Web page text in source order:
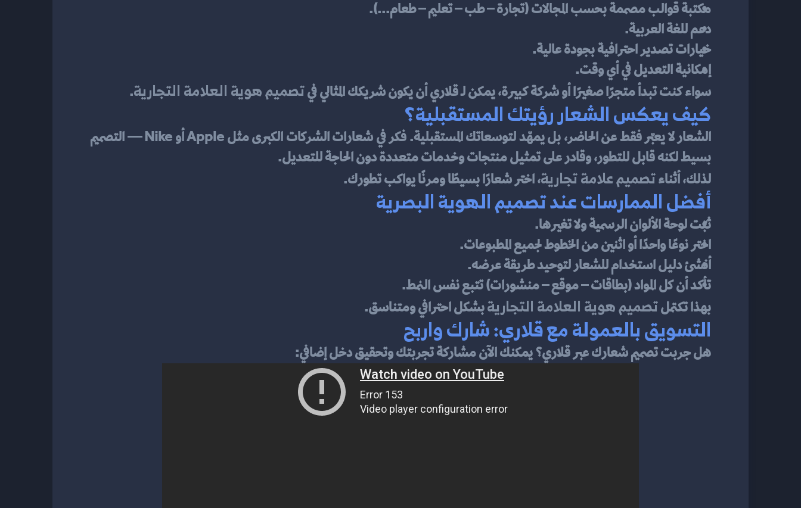
مكتبة قوالب مصممة بحسب المجالات (تجارة – طب – تعليم – طعام...).
دعم للغة العربية.
خيارات تصدير احترافية بجودة عالية.
إمكانية التعديل في أي وقت.
سواء كنت تبدأ متجرًا صغيرًا أو شركة كبيرة، يمكن لـ قلاري أن يكون شريكك المثالي في تصميم هوية العلامة التجارية.
كيف يعكس الشعار رؤيتك المستقبلية؟
بسيط لكنه قابل للتطور، وقادر على تمثيل منتجات وخدمات متعددة دون الحاجة للتعديل.
لذلك، أثناء تصميم علامة تجارية، اختر شعارًا بسيطًا ومرنًا يواكب تطورك.
أفضل الممارسات عند تصميم الهوية البصرية
ثبّت لوحة الألوان الرسمية ولا تغيرها.
اختر نوعًا واحدًا أو اثنين من الخطوط لجميع المطبوعات.
أنشئ دليل استخدام للشعار لتوحيد طريقة عرضه.
تأكد أن كل المواد (بطاقات – موقع – منشورات) تتبع نفس النمط.
بهذا تكتمل تصميم هوية العلامة التجارية بشكل احترافي ومتناسق.
التسويق بالعمولة مع قلاري: شارك واربح
هل جربت تصميم شعارك عبر قلاري؟ يمكنك الآن مشاركة تجربتك وتحقيق دخل إضافي: